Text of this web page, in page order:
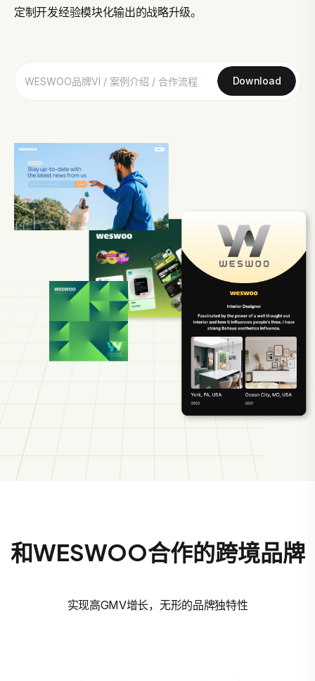
定制开发经验模块化输出的战略升级。
Download
和WESWOO合作的跨境品牌
实现高GMV增长，无形的品牌独特性